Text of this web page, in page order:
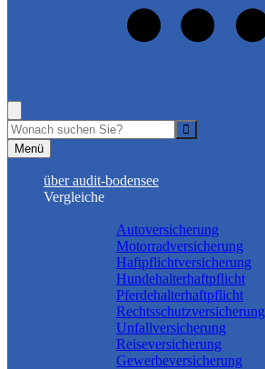
Menü
über audit-bodensee
Vergleiche
Autoversicherung
Motorradversicherung
Haftpflichtversicherung
Hundehalterhaftpflicht
Pferdehalterhaftpflicht
Rechtsschutzversicherung
Unfallversicherung
Reiseversicherung
Gewerbeversicherung